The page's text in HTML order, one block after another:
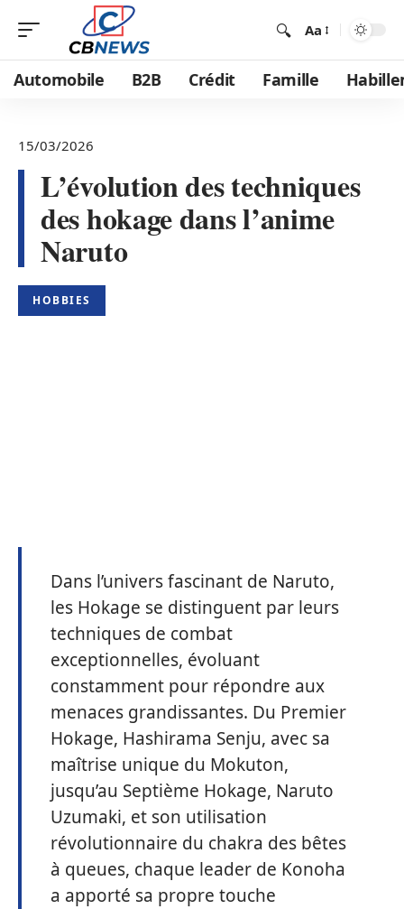
Aa
Automobile B2B Crédit Famille
15/03/2026
L’évolution des techniques
des hokage dans l’anime
Naruto
HOBBIES
Dans l’univers fascinant de Naruto,
les Hokage se distinguent par leurs
techniques de combat
exceptionnelles, évoluant
constamment pour répondre aux
menaces grandissantes. Du Premier
Hokage, Hashirama Senju, avec sa
maîtrise unique du Mokuton,
jusqu’au Septième Hokage, Naruto
Uzumaki, et son utilisation
révolutionnaire du chakra des bêtes
à queues, chaque leader de Konoha
a apporté sa propre touche